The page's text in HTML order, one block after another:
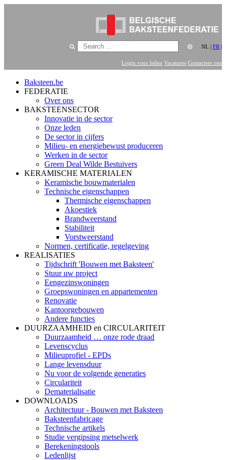
NL | FR |
Login voor leden Vacatures Contacteer ons
Baksteen.be
FEDERATIE
Over ons
BAKSTEENSECTOR
Innovatie in de sector
Onze leden
De sector in cijfers
Milieu- en energiebewust produceren
Werken in de sector
Green Deal Wilde Bestuivers
KERAMISCHE MATERIALEN
Keramische bouwmaterialen
Technische eigenschappen
Thermische eigenschappen
Akoestiek
Brandweerstand
Stabiliteit
Vorstweerstand
Normen, certificatie, regelgeving
REALISATIES
Tijdschrift 'Bouwen met Baksteen'
Stuur uw project
Eengezinswoningen
Groepswoningen en appartementen
Renovatie
Kantoorgebouwen
Andere functies
DUURZAAMHEID en CIRCULARITEIT
Duurzaamheid … onze rode draad
Levenscyclus
Milieuprofiel - EPDs
Lange levensduur
Nu voor de volgende generaties
Circulariteit
Dematerialisatie
DOWNLOADS
Architectuur - Bouwen met Baksteen
Baksteenfabricage
Technische artikels
Studie vergipsing metselwerk
Berekeningstools
Ledenlijst